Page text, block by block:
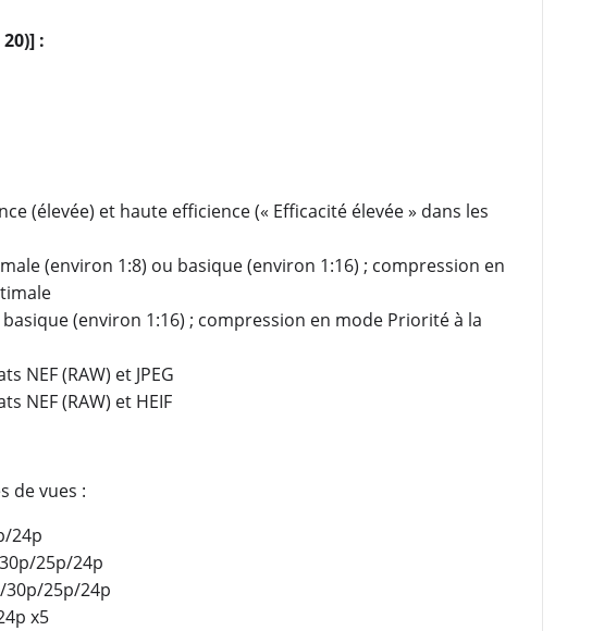
:
(élevée) et haute efficience (« Efficacité élevée » dans les
(environ 1:8) ou basique (environ 1:16) ; compression en
(environ 1:16) ; compression en mode Priorité à la
NEF (RAW) et JPEG
NEF (RAW) et HEIF
de vues :
24p
25p/24p
30p/25p/24p
x5